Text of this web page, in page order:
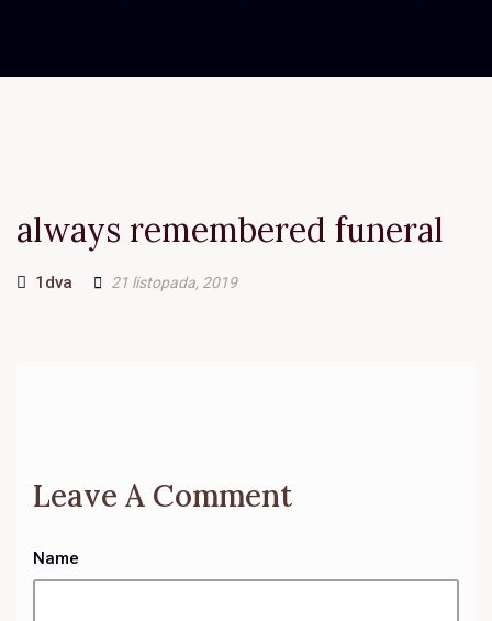
always remembered funeral
Author
1dva 21 listopada, 2019
Leave A Comment
Name